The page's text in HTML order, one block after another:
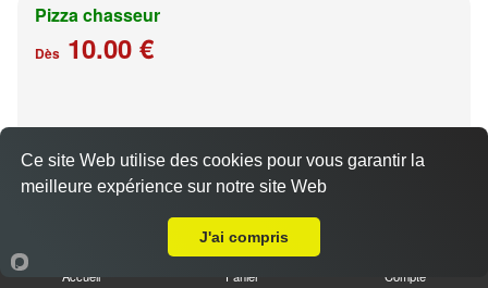
Pizza chasseur
Dès 10.00 €
pommes de terre
Accueil Panier Compte
Ce site Web utilise des cookies pour vous garantir la
meilleure expérience sur notre site Web
J'ai compris